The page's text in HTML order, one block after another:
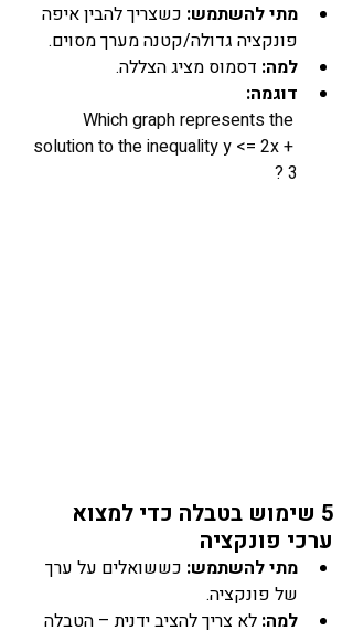
מתי להשתמש: כשצריך להבין איפה
פונקציה גדולה/קטנה מערך מסוים.
למה: דסמוס מציג הצללה.
דוגמה:
Which graph represents the
solution to the inequality y <= 2x +
3 ?
5 שימוש בטבלה כדי למצוא
ערכי פונקציה
מתי להשתמש: כששואלים על ערך
של פונקציה.
למה: לא צריך להציב ידנית – הטבלה